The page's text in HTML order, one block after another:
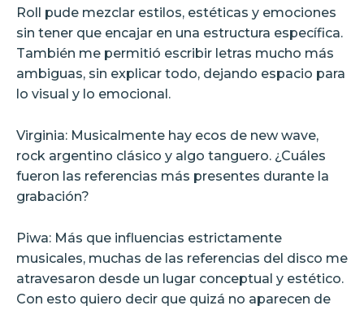
Roll pude mezclar estilos, estéticas y emociones
sin tener que encajar en una estructura específica.
También me permitió escribir letras mucho más
ambiguas, sin explicar todo, dejando espacio para
lo visual y lo emocional.
Virginia: Musicalmente hay ecos de new wave,
rock argentino clásico y algo tanguero. ¿Cuáles
fueron las referencias más presentes durante la
grabación?
Piwa: Más que influencias estrictamente
musicales, muchas de las referencias del disco me
atravesaron desde un lugar conceptual y estético.
Con esto quiero decir que quizá no aparecen de